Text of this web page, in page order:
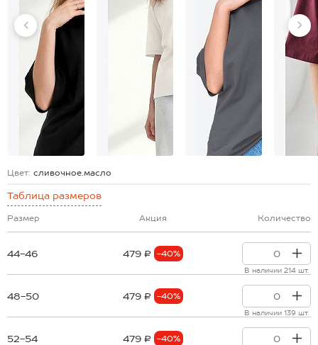
Цвет: сливочное.масло
Таблица размеров
Размер Акция Количество
44-46 479 ₽ -40%
В наличии 214 шт.
48-50 479 ₽ -40%
В наличии 139 шт.
52-54 479 ₽ -40%